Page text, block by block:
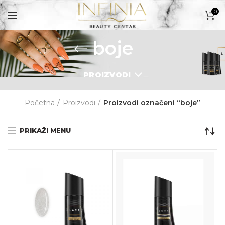
0
boje
PROIZVODI
Početna Proizvodi Proizvodi označeni “boje”
PRIKAŽI MENU
PROIZVODI